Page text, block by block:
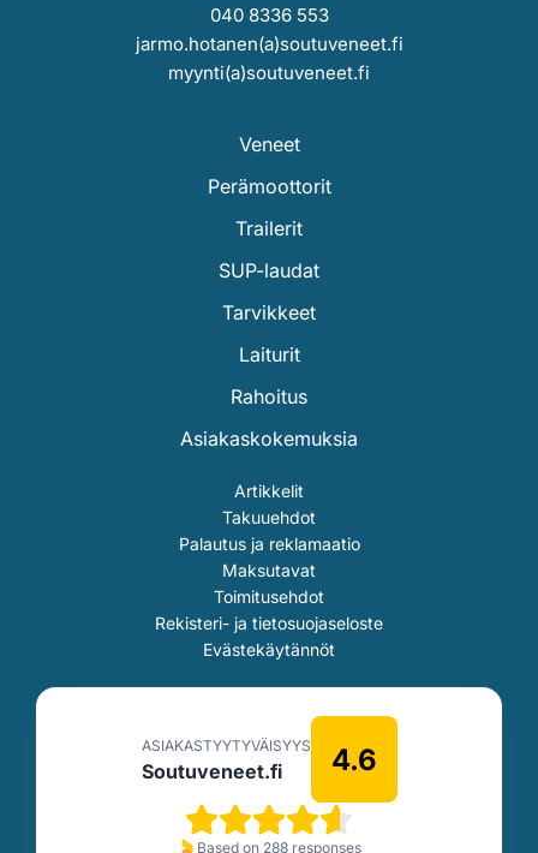
040 8336 553
jarmo.hotanen(a)soutuveneet.fi
myynti(a)soutuveneet.fi
Veneet
Perämoottorit
Trailerit
SUP-laudat
Tarvikkeet
Laiturit
Rahoitus
Asiakaskokemuksia
Artikkelit
Takuuehdot
Palautus ja reklamaatio
Maksutavat
Toimitusehdot
Rekisteri- ja tietosuojaseloste
Evästekäytännöt
ASIAKASTYYTYVÄISYYS
Soutuveneet.fi 4.6
Based on 288 responses